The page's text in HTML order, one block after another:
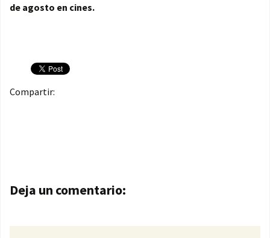
de agosto en cines.
Compartir:
Navegación de entradas
Deja un comentario: